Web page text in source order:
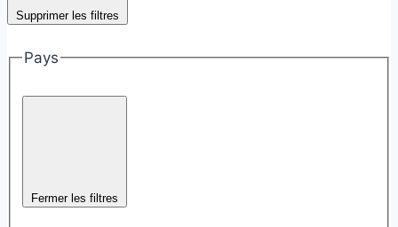
Supprimer les filtres
Pays
Fermer les filtres